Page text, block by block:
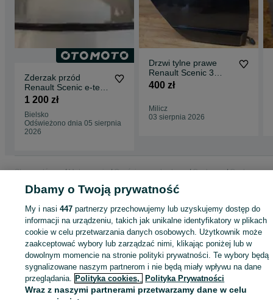
Zderzak przód
Renault Scenic e-tech
622230280R
1 200 zł
Bielsko
Odświeżono dnia 05 sierpnia
2026
Drzwi tylne prawe
Renault Scenic 3
kolor teb66
400 zł
Milicz
03 sierpnia 2026
Strona główna Motoryzacja Części samochodowe Osobowe
Osobowe -
KATEGORIA
ID:1031862432 Wyświetlenia:
Zadzwoń / SMS Wyślij wiadomość
Dbamy o Twoją prywatność
My i nasi447 partnerzy przechowujemy lub uzyskujemy dostęp do
informacji na urządzeniu, takich jak unikalne identyfikatory w plikach
cookie w celu przetwarzania danych osobowych. Użytkownik może
zaakceptować wybory lub zarządzać nimi, klikając poniżej lub w
dowolnym momencie na stronie polityki prywatności. Te wybory będą
sygnalizowane naszym partnerom i nie będą miały wpływu na dane
przeglądania. Polityka cookies, Polityka Prywatności
Wraz z naszymi partnerami przetwarzamy dane w celu